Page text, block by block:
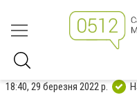
18:40, 29 березня 2022 р.